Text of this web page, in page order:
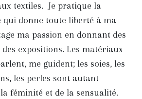
textiles. Je pratique la
qui donne toute liberté à ma
ma passion en donnant des
expositions. Les matériaux
me guident; les soies, les
les perles sont autant
féminité et de la sensualité.